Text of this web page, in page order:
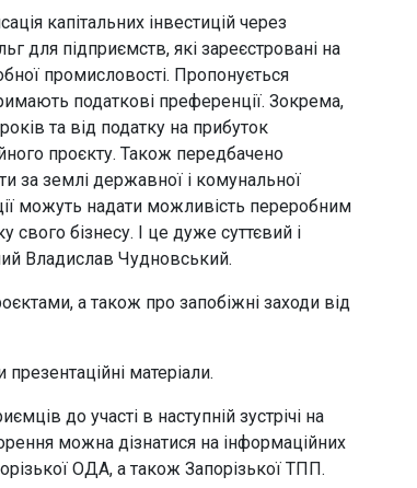
капітальних інвестицій через
для підприємств, які зареєстровані на
промисловості. Пропонується
податкові преференції. Зокрема,
та від податку на прибуток
проєкту. Також передбачено
за землі державної і комунальної
можуть надати можливість переробним
бізнесу. І це дуже суттєвий і
Владислав Чудновський.
а також про запобіжні заходи від
матеріали.
до участі в наступній зустрічі на
можна дізнатися на інформаційних
ОДА, а також Запорізької ТПП.